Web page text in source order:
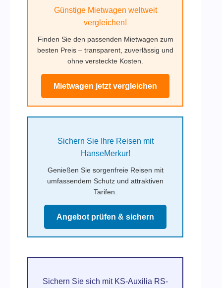
Günstige Mietwagen weltweit
vergleichen!
Finden Sie den passenden Mietwagen zum
besten Preis – transparent, zuverlässig und
ohne versteckte Kosten.
Mietwagen jetzt vergleichen
Sichern Sie Ihre Reisen mit
HanseMerkur!
Genießen Sie sorgenfreie Reisen mit
umfassendem Schutz und attraktiven
Tarifen.
Angebot prüfen & sichern
Sichern Sie sich mit KS-Auxilia RS-